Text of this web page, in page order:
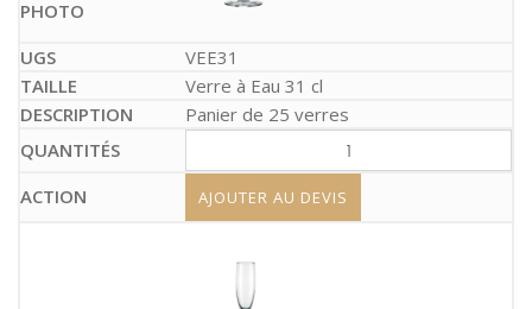
VEE31
Verre à Eau 31 cl
Panier de 25 verres
AJOUTER AU DEVIS